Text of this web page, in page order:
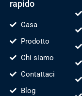
rapido
Casa
Prodotto
Chi siamo
Contattaci
Blog